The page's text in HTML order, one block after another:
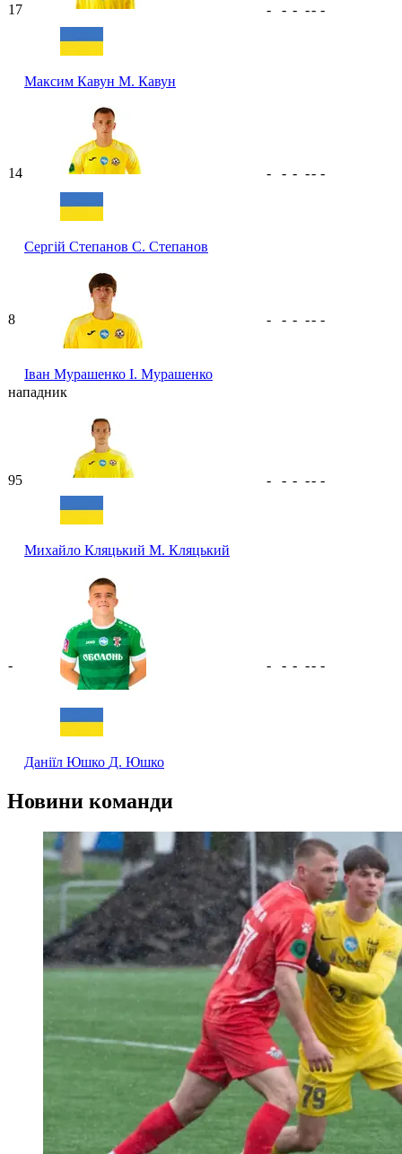
17
Максим Кавун М. Кавун
- - - -- -
14
Сергій Степанов С. Степанов
- - - -- -
8
Іван Мурашенко І. Мурашенко
- - - -- -
нападник
95
Михайло Кляцький М. Кляцький
- - - -- -
-
Даніїл Юшко Д. Юшко
- - - -- -
Новини команди